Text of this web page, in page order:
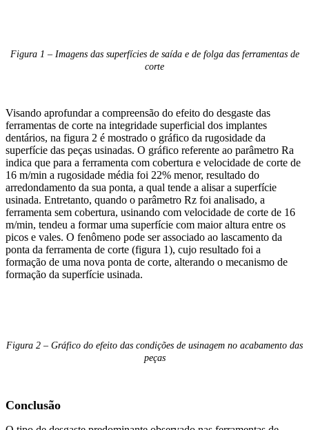
Figura 1 – Imagens das superfícies de saída e de folga das ferramentas de
corte
Visando aprofundar a compreensão do efeito do desgaste das
ferramentas de corte na integridade superficial dos implantes
dentários, na figura 2 é mostrado o gráfico da rugosidade da
superfície das peças usinadas. O gráfico referente ao parâmetro Ra
indica que para a ferramenta com cobertura e velocidade de corte de
16 m/min a rugosidade média foi 22% menor, resultado do
arredondamento da sua ponta, a qual tende a alisar a superfície
usinada. Entretanto, quando o parâmetro Rz foi analisado, a
ferramenta sem cobertura, usinando com velocidade de corte de 16
m/min, tendeu a formar uma superfície com maior altura entre os
picos e vales. O fenômeno pode ser associado ao lascamento da
ponta da ferramenta de corte (figura 1), cujo resultado foi a
formação de uma nova ponta de corte, alterando o mecanismo de
formação da superfície usinada.
Figura 2 – Gráfico do efeito das condições de usinagem no acabamento das
peças
Conclusão